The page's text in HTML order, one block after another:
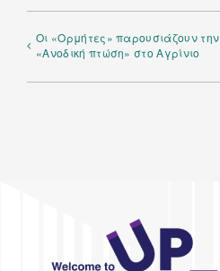
Οι «Ορμήτες» παρουσιάζουν την
«Ανοδική πτώση» στο Αγρίνιο